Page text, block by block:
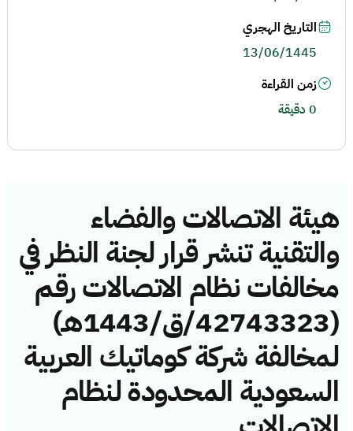
هيئة الاتصالات والفضاء
والتقنية تنشر قرار لجنة النظر في
مخالفات نظام الاتصالات رقم
(42743323/ق/1443هـ)
لمخالفة شركة كوماتيك العربية
السعودية المحدودة لنظام
التاريخ الهجري
13/06/1445
زمن القراءة
0 دقيقة